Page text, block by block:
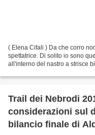
( Elena Cifali ) Da che corro
spettatrice. Di solito io sono
all'interno del nastro a strisce
Trail dei Nebrodi
considerazioni sul
bilancio finale di